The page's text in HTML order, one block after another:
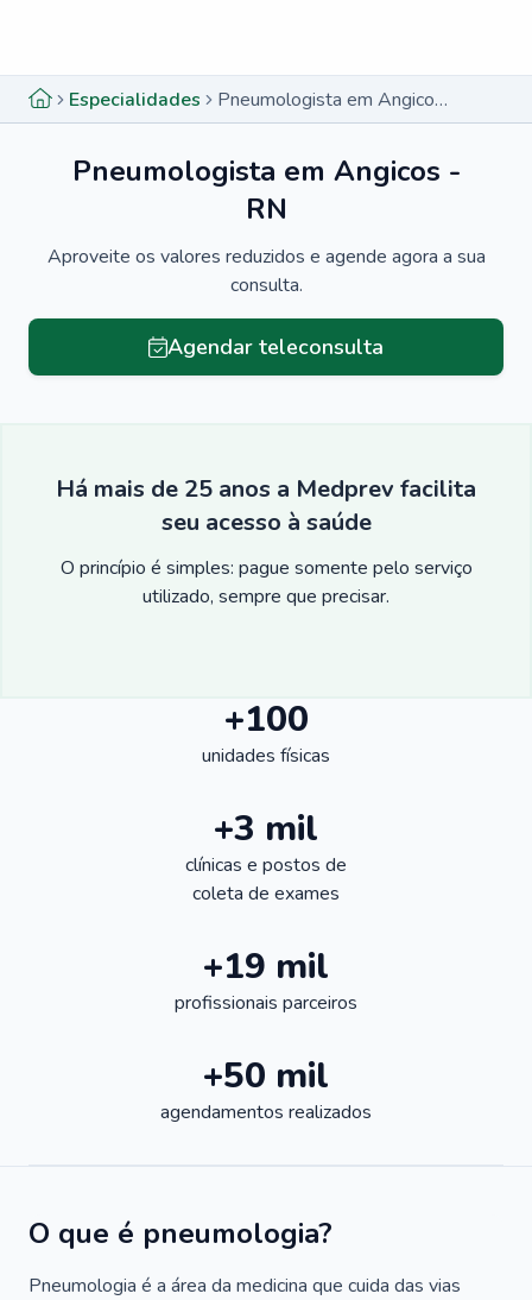
Especialidades Pneumologista em Angicos - RN
Pneumologista em Angicos -
RN
Aproveite os valores reduzidos e agende agora a sua
consulta.
Agendar teleconsulta
Há mais de 25 anos a Medprev facilita
seu acesso à saúde
O princípio é simples: pague somente pelo serviço
utilizado, sempre que precisar.
+100
unidades físicas
+3 mil
clínicas e postos de
coleta de exames
+19 mil
profissionais parceiros
+50 mil
agendamentos realizados
O que é pneumologia?
Pneumologia é a área da medicina que cuida das vias